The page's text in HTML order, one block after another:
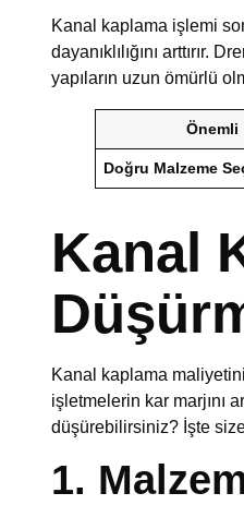
Kanal kaplama işlemi
dayanıklılığını arttırır.
yapıların uzun ömürlü
Önemli
Doğru Malzeme
Kanal
Kanal kaplama
işletmelerin kar marjını
düşürebilirsiniz? İşte
1.